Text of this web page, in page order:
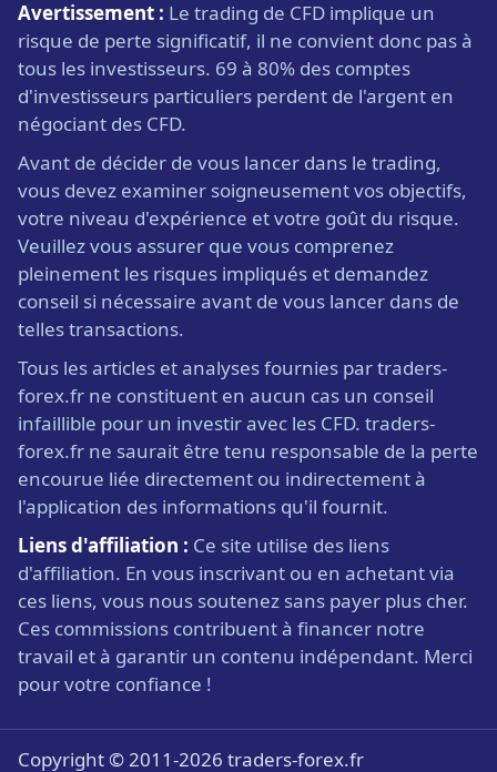
Avertissement : Le trading de CFD implique un
risque de perte significatif, il ne convient donc pas à
tous les investisseurs. 69 à 80% des comptes
d'investisseurs particuliers perdent de l'argent en
négociant des CFD.
Avant de décider de vous lancer dans le trading,
vous devez examiner soigneusement vos objectifs,
votre niveau d'expérience et votre goût du risque.
Veuillez vous assurer que vous comprenez
pleinement les risques impliqués et demandez
conseil si nécessaire avant de vous lancer dans de
telles transactions.
Tous les articles et analyses fournies par traders-
forex.fr ne constituent en aucun cas un conseil
infaillible pour un investir avec les CFD. traders-
forex.fr ne saurait être tenu responsable de la perte
encourue liée directement ou indirectement à
l'application des informations qu'il fournit.
Liens d'affiliation : Ce site utilise des liens
d'affiliation. En vous inscrivant ou en achetant via
ces liens, vous nous soutenez sans payer plus cher.
Ces commissions contribuent à financer notre
travail et à garantir un contenu indépendant. Merci
pour votre confiance !
Copyright © 2011-2026 traders-forex.fr